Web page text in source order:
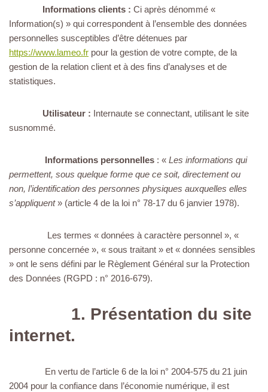
Informations clients : Ci après dénommé «
Information(s) » qui correspondent à l’ensemble des données
personnelles susceptibles d’être détenues par
https://www.lameo.fr pour la gestion de votre compte, de la
gestion de la relation client et à des fins d’analyses et de
statistiques.
Utilisateur : Internaute se connectant, utilisant le site
susnommé.
Informations personnelles : « Les informations qui
permettent, sous quelque forme que ce soit, directement ou
non, l’identification des personnes physiques auxquelles elles
s’appliquent» (article 4 de la loi n° 78-17 du 6 janvier 1978).
Les termes « données à caractère personnel », «
personne concernée », « sous traitant » et « données sensibles
» ont le sens défini par le Règlement Général sur la Protection
des Données (RGPD : n° 2016-679).
1. Présentation du site
internet.
En vertu de l’article 6 de la loi n° 2004-575 du 21 juin
2004 pour la confiance dans l’économie numérique, il est